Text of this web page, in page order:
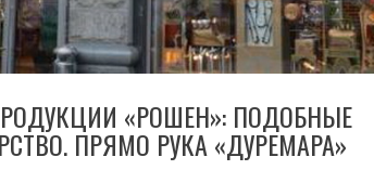
«РОШЕН»: ПОДОБНЫЕ
ПРЯМО РУКА «ДУРЕМАРА»